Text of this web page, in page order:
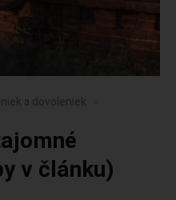
a dovoleniek
v článku)